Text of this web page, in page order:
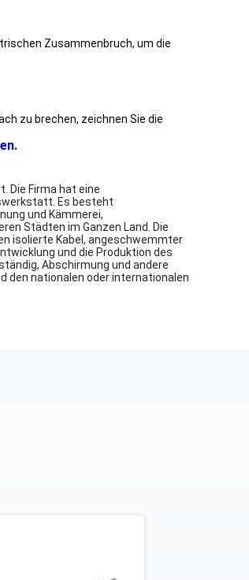
Zusammenbruch, um die
zu brechen, zeichnen Sie die
Die Firma hat eine
Es besteht
und Kämmerei,
Städten im Ganzen Land. Die
isolierte Kabel, angeschwemmter
und die Produktion des
Abschirmung und andere
den nationalen oder internationalen